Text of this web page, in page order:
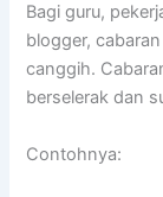
Bagi guru,
blogger,
canggih.
berselerak dan
Contohnya: